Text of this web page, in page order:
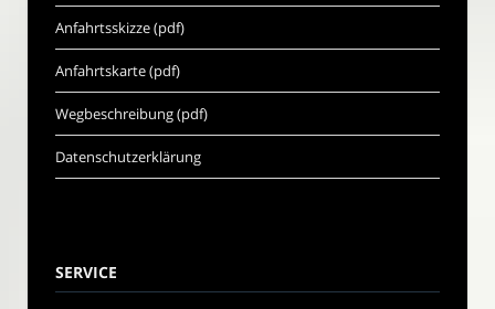
Anfahrtsskizze (pdf)
Anfahrtskarte (pdf)
Wegbeschreibung (pdf)
Datenschutzerklärung
SERVICE